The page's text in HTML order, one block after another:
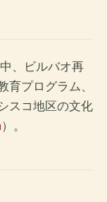
、ビルバオ再
育プログラム、
スコ地区の文化
）。